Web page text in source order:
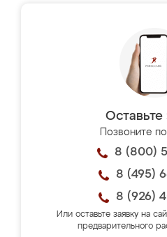
Оставьте
Позвоните
8 (800)
8 (495)
8 (926)
Или оставьте заявку на
предварительного